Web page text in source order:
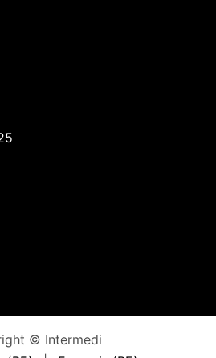
© Intermedi